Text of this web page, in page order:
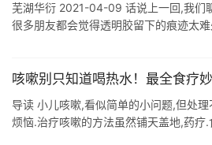
芜湖华衍 2021-04-09 话说上一回,我们
很多朋友都会觉得透明胶留下的痕迹太
咳嗽别只知道喝热水！最全食疗
导读 小儿咳嗽,看似简单的小问题,但处
烦恼.治疗咳嗽的方法虽然铺天盖地,药